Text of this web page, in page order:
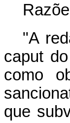
"A
caput
como
que